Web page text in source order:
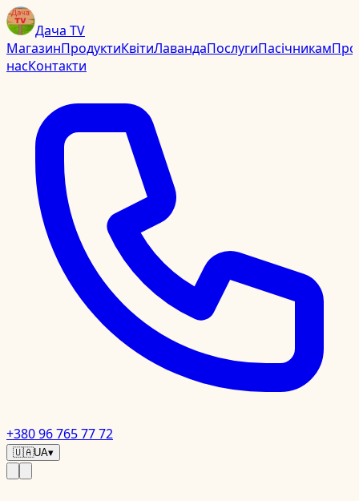
Дача TV
МагазинПродуктиКвітиЛавандаПослугиПасічникамПро
насКонтакти
+380 96 765 77 72
🇺🇦UA▾